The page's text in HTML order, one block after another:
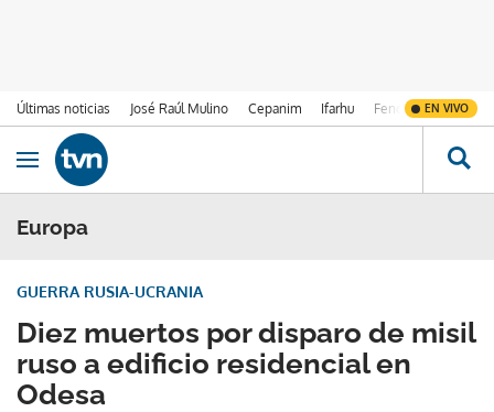
Últimas noticias José Raúl Mulino Cepanim Ifarhu Fenómeno de El
EN VIVO
Ir al contenido
Obrir navegació
Europa
Diez muertos por disparo de misil
ruso a edificio residencial en
Odesa
GUERRA RUSIA-UCRANIA